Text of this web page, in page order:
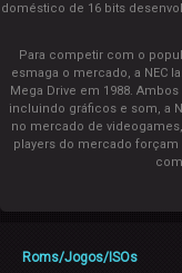
doméstico de 16 bits
Para competir com o
esmaga o mercado, a NEC
Mega Drive em 1988.
incluindo gráficos e som, a
no mercado de
players do mercado
Roms/Jogos/ISOs